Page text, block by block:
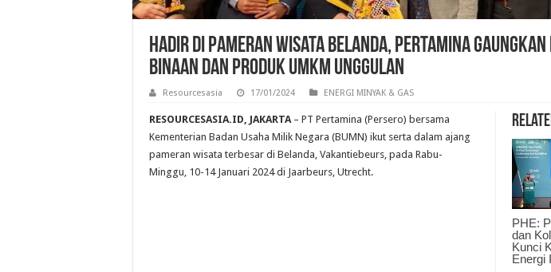
Hadir di Pameran Wisata Belanda, Pertamina Gaungkan
Binaan dan Produk UMKM Unggulan
Resourcesasia 17/01/2024 ENERGI MINYAK & GAS
PHE:
dan
Kunci
Energi
RESOURCESASIA.ID, JAKARTA– PT Pertamina (Persero) bersama
Kementerian Badan Usaha Milik Negara (BUMN) ikut serta dalam ajang
pameran wisata terbesar di Belanda, Vakantiebeurs, pada Rabu-
Minggu, 10-14 Januari 2024 di Jaarbeurs, Utrecht.